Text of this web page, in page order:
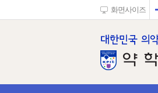
화면사이즈